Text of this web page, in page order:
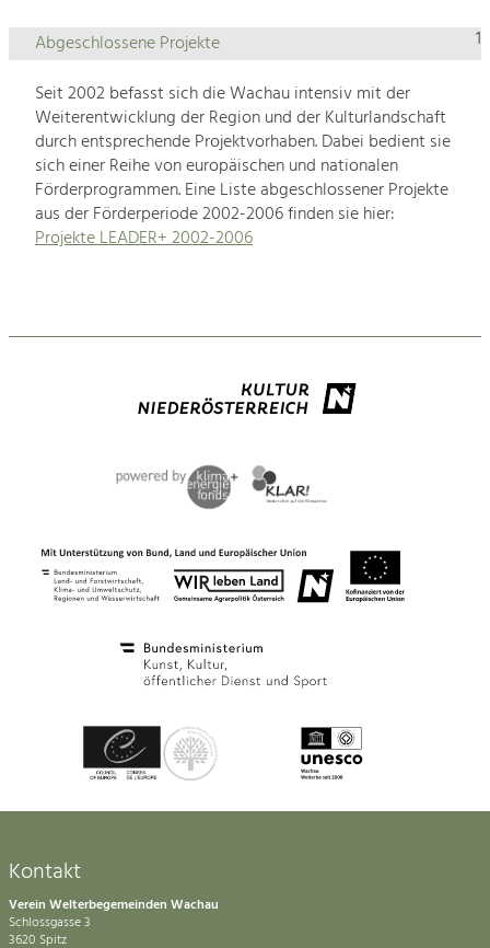
1
Abgeschlossene Projekte
Seit 2002 befasst sich die Wachau intensiv mit der
Weiterentwicklung der Region und der Kulturlandschaft
durch entsprechende Projektvorhaben. Dabei bedient sie
sich einer Reihe von europäischen und nationalen
Förderprogrammen. Eine Liste abgeschlossener Projekte
aus der Förderperiode 2002-2006 finden sie hier:
Projekte LEADER+ 2002-2006
Kontakt
Verein Welterbegemeinden Wachau
Schlossgasse 3
3620 Spitz